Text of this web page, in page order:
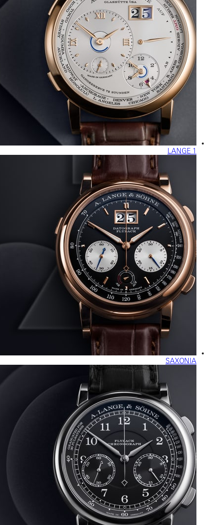
LANGE 1
SAXONIA